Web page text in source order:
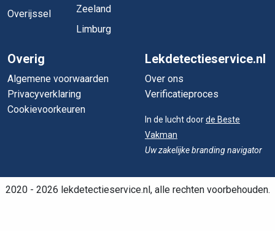
Overijssel
Zeeland
Limburg
Overig
Algemene voorwaarden
Privacyverklaring
Cookievoorkeuren
Lekdetectieservice.nl
Over ons
Verificatieproces
In de lucht doorde Beste
Vakman
Uw zakelijke branding navigator
2020 - 2026 lekdetectieservice.nl, alle rechten voorbehouden.